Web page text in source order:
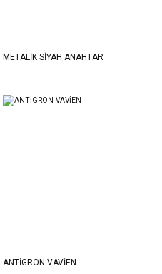
METALİK SİYAH ANAHTAR
ANTİGRON VAVİEN